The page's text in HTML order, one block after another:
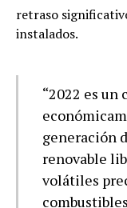
retraso
instalados.
“2022 es un
generación
renovable
volátiles